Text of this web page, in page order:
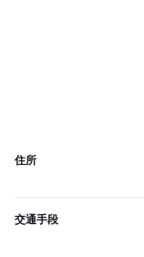
住所
交通手段